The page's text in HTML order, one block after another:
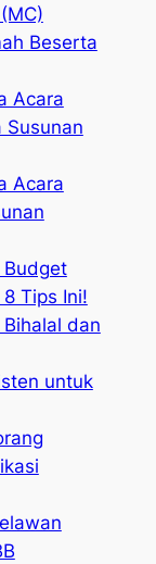
Beserta
Acara
Susunan
Acara
Budget
Tips Ini!
dan
untuk